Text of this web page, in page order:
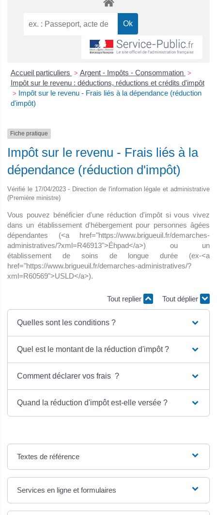
Accueil particuliers > Argent - Impôts - Consommation >
Impôt sur le revenu : déductions, réductions et crédits d'impôt
> Impôt sur le revenu - Frais liés à la dépendance (réduction
d'impôt)
Fiche pratique
Impôt sur le revenu - Frais liés à la
dépendance (réduction d'impôt)
Vérifié le 17/04/2023 - Direction de l'information légale et administrative
(Première ministre)
Vous pouvez bénéficier d'une réduction d'impôt si vous vivez
dans un établissement d'hébergement pour personnes âgées
dépendantes (<a href="https://www.brigueuil.fr/demarches-
administratives/?xml=R46913">Éhpad</a>) ou un
établissement de soins de longue durée (ex-<a
href="https://www.brigueuil.fr/demarches-administratives/?
xml=R60569">USLD</a>).
Tout replier Tout déplier
Quelles sont les conditions ?
Quel est le montant de la réduction d'impôt ?
Comment déclarer vos frais ?
Quand la réduction d'impôt est-elle versée ?
Textes de référence
Services en ligne et formulaires